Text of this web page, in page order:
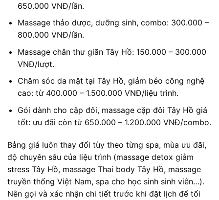
650.000 VNĐ/lần.
Massage thảo dược, dưỡng sinh, combo: 300.000 –
800.000 VNĐ/lần.
Massage chân thư giãn Tây Hồ: 150.000 – 300.000
VNĐ/lượt.
Chăm sóc da mặt tại Tây Hồ, giảm béo công nghệ
cao: từ 400.000 – 1.500.000 VNĐ/liệu trình.
Gói dành cho cặp đôi, massage cặp đôi Tây Hồ giá
tốt: ưu đãi còn từ 650.000 – 1.200.000 VNĐ/combo.
Bảng giá luôn thay đổi tùy theo từng spa, mùa ưu đãi,
độ chuyên sâu của liệu trình (massage detox giảm
stress Tây Hồ, massage Thai body Tây Hồ, massage
truyền thống Việt Nam, spa cho học sinh sinh viên…).
Nên gọi và xác nhận chi tiết trước khi đặt lịch để tối